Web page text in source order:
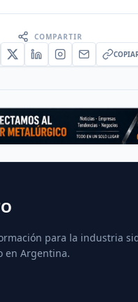
COMPARTIR
para la industria
en Argentina.